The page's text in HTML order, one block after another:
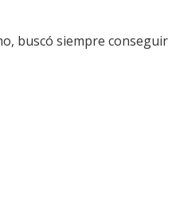
buscó siempre conseguir